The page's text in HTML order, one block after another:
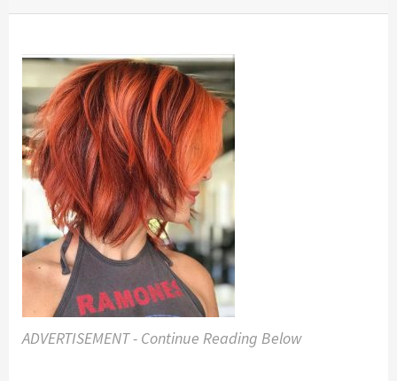
ADVERTISEMENT - Continue Reading Below